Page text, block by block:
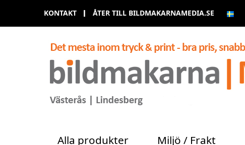
KONTAKT ÅTER TILL BILDMAKARNAMEDIA.SE
Alla produkter Miljö / Frakt